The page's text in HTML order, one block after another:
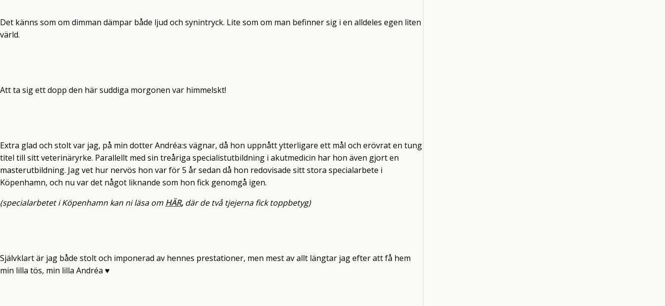
Det känns som om dimman dämpar både ljud och synintryck. Lite som om man befinner sig i en alldeles egen liten
värld.
Att ta sig ett dopp den här suddiga morgonen var himmelskt!
Extra glad och stolt var jag, på min dotter Andréa:s vägnar, då hon uppnått ytterligare ett mål och erövrat en tung
titel till sitt veterinäryrke. Parallellt med sin treåriga specialistutbildning i akutmedicin har hon även gjort en
masterutbildning. Jag vet hur nervös hon var för 5 år sedan då hon redovisade sitt stora specialarbete i
Köpenhamn, och nu var det något liknande som hon fick genomgå igen.
(specialarbetet i Köpenhamn kan ni läsa om HÄR, där de två tjejerna fick toppbetyg)
Självklart är jag både stolt och imponerad av hennes prestationer, men mest av allt längtar jag efter att få hem
min lilla tös, min lilla Andréa ♥